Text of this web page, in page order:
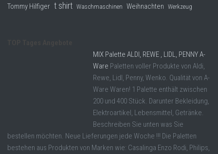
Tommy Hilfiger t shirt Waschmaschinen Weihnachten Werkzeug
MIX Palette ALDI, REWE , LIDL, PENNY A-
Ware Paletten voller Produkte von Aldi,
Rewe, Lidl, Penny, Wenko. Qualität von A-
Ware Waren! 1 Palette enthält zwischen
200 und 400 Stück. Darunter Bekleidung,
Elektroartikel, Lebensmittel, Getränke.
Beschreiben Sie unten was Sie
bestellen möchten. Neue Lieferungen jede Woche !!! Die Paletten
bestehen aus Produkten von Marken wie: Casalinga Enzo Rodi, Philips,